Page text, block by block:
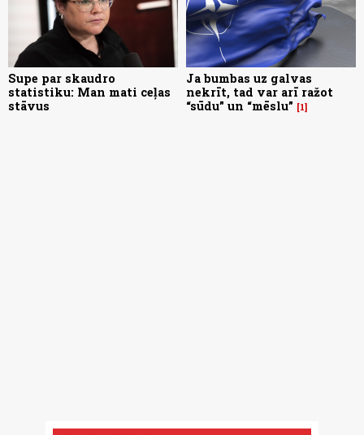
Supe par skaudro
statistiku: Man mati ceļas
stāvus
Ja bumbas uz galvas
nekrīt, tad var arī ražot
“sūdu” un “mēslu”
1